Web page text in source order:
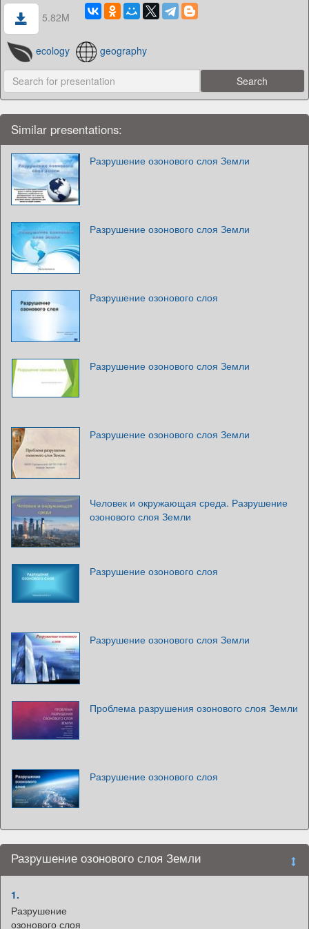
5.82M
ecology geography
Similar presentations:
Разрушение озонового слоя Земли
Разрушение озонового слоя Земли
Разрушение озонового слоя
Разрушение озонового слоя Земли
Разрушение озонового слоя Земли
Человек и окружающая среда. Разрушение
озонового слоя Земли
Разрушение озонового слоя
Разрушение озонового слоя Земли
Проблема разрушения озонового слоя Земли
Разрушение озонового слоя
Разрушение озонового слоя Земли
1.
Разрушение
озонового слоя